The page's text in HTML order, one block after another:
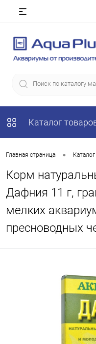
Каталог
Главная страница •
Корм
Дафния 11 г,
мелких
пресноводных